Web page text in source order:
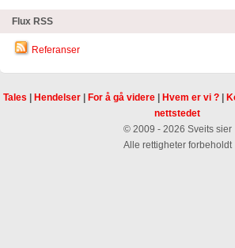
Flux RSS
Referanser
Tales Hendelser For å gå videre Hvem er vi ?
nettstedet
© 2009 - 2026 Sveits sier
Alle rettigheter forbeholdt